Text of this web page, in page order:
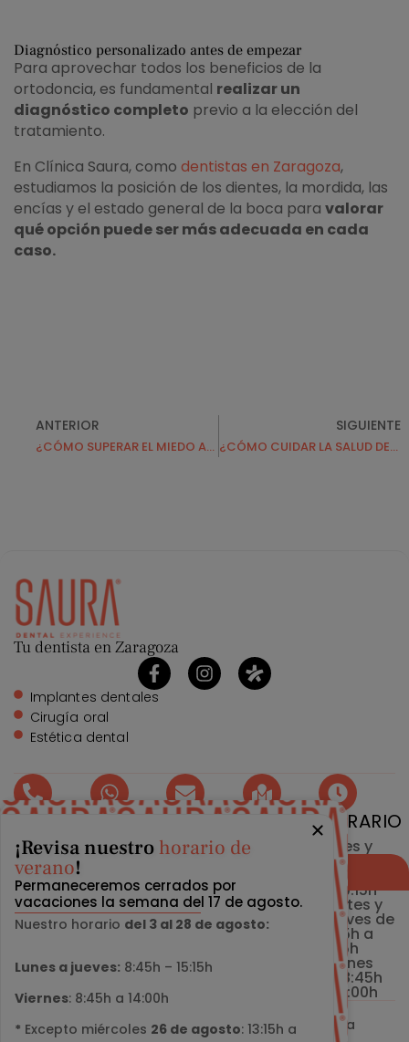
Diagnóstico personalizado antes de empezar
Para aprovechar todos los beneficios de la
ortodoncia, es fundamental realizar un
diagnóstico completo previo a la elección del
tratamiento.
En Clínica Saura, como dentistas en Zaragoza,
estudiamos la posición de los dientes, la mordida, las
encías y el estado general de la boca para valorar
qué opción puede ser más adecuada en cada
caso.
ANTERIOR
¿CÓMO SUPERAR EL MIEDO AL DENTISTA?
SIGUIENTE
¿CÓMO CUIDAR LA SALUD DENTAL DURANTE EL EMBARAZO?
Tu dentista en Zaragoza
Implantes dentales
Cirugía oral
Estética dental
TELÉFONO
976 215
224
WHATSAPP
976 215
224
EMAIL
info@clinicasaura.com
DIRECCIÓN
Gran Vía
26,
HORARIO
Lunes y
Miércoles
de 12:45h
a 20:15h
Martes y
Jueves de
8:45h a
16:15h
Viernes
de 8:45h
a 14:00h
2026©Clínica Dental Saura · Dentista en Zaragoza
¡Revisa nuestro horario de
verano!
Permaneceremos cerrados por
vacaciones la semana del 17 de agosto.
Nuestro horario del 3 al 28 de agosto:
Lunes a jueves: 8:45h – 15:15h
Viernes: 8:45h a 14:00h
* Excepto miércoles 26 de agosto: 13:15h a